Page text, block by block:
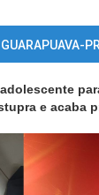
PR
e acaba